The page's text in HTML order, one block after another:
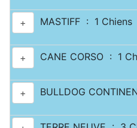
+ MASTIFF : 1 Chiens
+ CANE CORSO : 1
+ BULLDOG